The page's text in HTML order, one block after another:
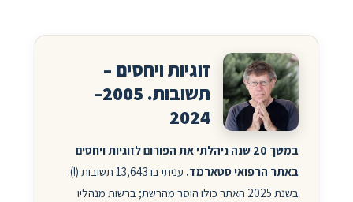
זוגיות ויחסים –
תשובות. 2005–
2024
במשך 20 שנה ניהלתי את הפורום לזוגיות ויחסים
באתר הרפואי סטארמד.
עניתי בו 13,643 תשובות (!).
בשנת 2025 האתר כולו הוסר מהרשת; ברשות מנהליו